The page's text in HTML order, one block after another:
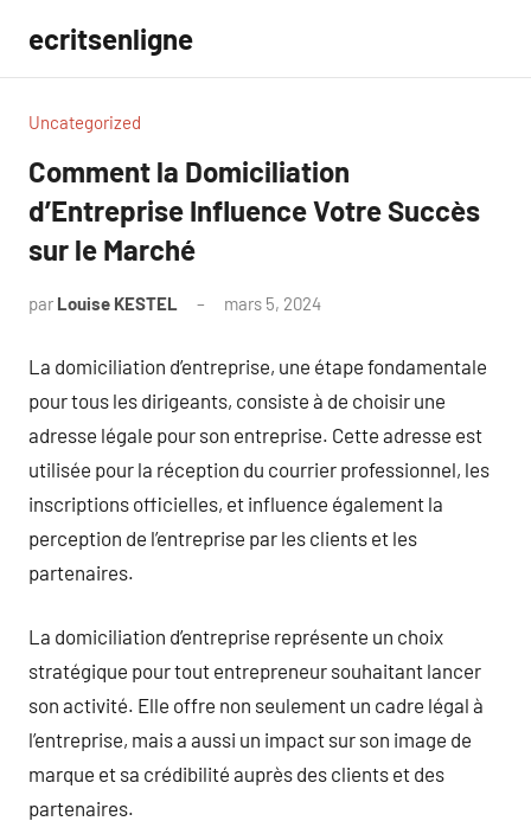
contenu
ecritsenligne
Uncategorized
Comment la Domiciliation
d’Entreprise Influence Votre Succès
sur le Marché
par Louise KESTEL mars 5, 2024
La domiciliation d’entreprise, une étape fondamentale
pour tous les dirigeants, consiste à de choisir une
adresse légale pour son entreprise. Cette adresse est
utilisée pour la réception du courrier professionnel, les
inscriptions officielles, et influence également la
perception de l’entreprise par les clients et les
partenaires.
La domiciliation d’entreprise représente un choix
stratégique pour tout entrepreneur souhaitant lancer
son activité. Elle offre non seulement un cadre légal à
l’entreprise, mais a aussi un impact sur son image de
marque et sa crédibilité auprès des clients et des
partenaires.